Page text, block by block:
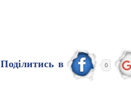
Поділитись в 0